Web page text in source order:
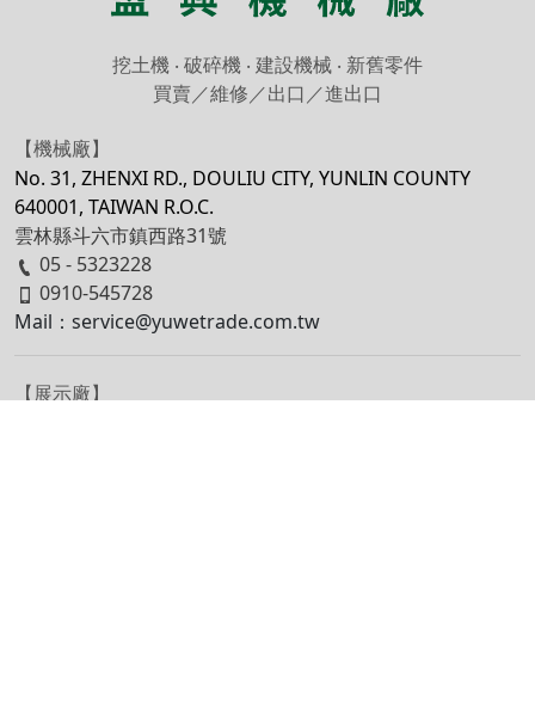
挖土機 ‧ 破碎機 ‧ 建設機械 ‧ 新舊零件
買賣／維修／出口／進出口
【機械廠】
No. 31, ZHENXI RD., DOULIU CITY, YUNLIN COUNTY
640001, TAIWAN R.O.C.
雲林縣斗六市鎮西路31號
05 - 5323228
0910-545728
Mail：service@yuwetrade.com.tw
【展示廠】